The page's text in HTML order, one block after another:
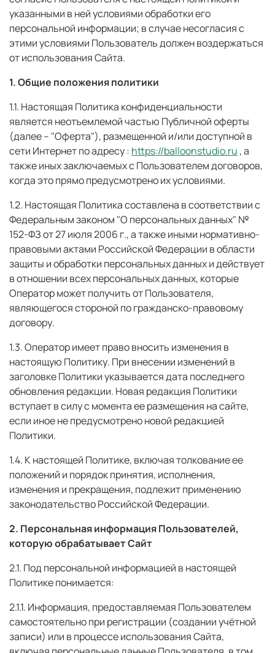
указанными в ней условиями обработки его
персональной информации; в случае несогласия с
этими условиями Пользователь должен воздержаться
от использования Сайта.
1. Общие положения политики
1.1. Настоящая Политика конфиденциальности
является неотъемлемой частью Публичной оферты
(далее – "Оферта"), размещенной и/или доступной в
сети Интернет по адресу : https://balloonstudio.ru , а
также иных заключаемых с Пользователем договоров,
когда это прямо предусмотрено их условиями.
1.2. Настоящая Политика составлена в соответствии с
Федеральным законом "О персональных данных" №
152-ФЗ от 27 июля 2006 г., а также иными нормативно-
правовыми актами Российской Федерации в области
защиты и обработки персональных данных и действует
в отношении всех персональных данных, которые
Оператор может получить от Пользователя,
являющегося стороной по гражданско-правовому
договору.
1.3. Оператор имеет право вносить изменения в
настоящую Политику. При внесении изменений в
заголовке Политики указывается дата последнего
обновления редакции. Новая редакция Политики
вступает в силу с момента ее размещения на сайте,
если иное не предусмотрено новой редакцией
Политики.
1.4. К настоящей Политике, включая толкование ее
положений и порядок принятия, исполнения,
изменения и прекращения, подлежит применению
законодательство Российской Федерации.
2. Персональная информация Пользователей,
которую обрабатывает Сайт
2.1. Под персональной информацией в настоящей
Политике понимается:
2.1.1. Информация, предоставляемая Пользователем
самостоятельно при регистрации (создании учётной
записи) или в процессе использования Сайта,